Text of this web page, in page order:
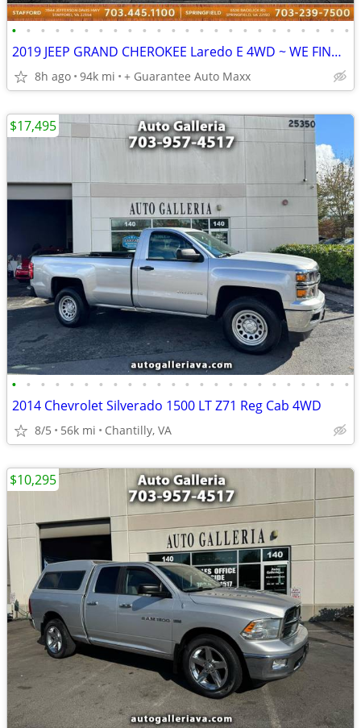
• • • • • • • • • • • • • • • • • • • • • • • •
2019 JEEP GRAND CHEROKEE Laredo E 4WD ~ WE FINANCE BAD CREDIT
8h ago 94k mi + Guarantee Auto Maxx
• • • • • • • • • • • • • • • • • • • • • • • •
2014 Chevrolet Silverado 1500 LT Z71 Reg Cab 4WD
8/5 56k mi Chantilly, VA
$17,495
$10,295